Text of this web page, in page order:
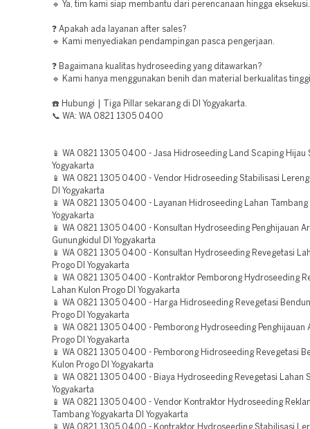
🔹 Ya, tim kami siap membantu dari perencanaan hingga eksekusi.
❓ Apakah ada layanan after sales?
🔹 Kami menyediakan pendampingan pasca pengerjaan.
❓ Bagaimana kualitas hydroseeding yang ditawarkan?
🔹 Kami hanya menggunakan benih dan material berkualitas
☎️ Hubungi | Tiga Pillar sekarang di DI Yogyakarta.
📞 WA: WA 0821 1305 0400
📱 WA 0821 1305 0400 - Jasa Hidroseeding Land Scaping Hijau
Yogyakarta
📱 WA 0821 1305 0400 - Vendor Hidroseeding Stabilisasi Lereng
DI Yogyakarta
📱 WA 0821 1305 0400 - Layanan Hidroseeding Lahan Tambang
Yogyakarta
📱 WA 0821 1305 0400 - Konsultan Hydroseeding Penghijauan
Gunungkidul DI Yogyakarta
📱 WA 0821 1305 0400 - Konsultan Hydroseeding Revegetasi
Progo DI Yogyakarta
📱 WA 0821 1305 0400 - Kontraktor Pemborong Hydroseeding
Lahan Kulon Progo DI Yogyakarta
📱 WA 0821 1305 0400 - Harga Hidroseeding Revegetasi
Progo DI Yogyakarta
📱 WA 0821 1305 0400 - Pemborong Hydroseeding Penghijauan
Progo DI Yogyakarta
📱 WA 0821 1305 0400 - Pemborong Hidroseeding Revegetasi
Kulon Progo DI Yogyakarta
📱 WA 0821 1305 0400 - Biaya Hydroseeding Revegetasi Lahan
Yogyakarta
📱 WA 0821 1305 0400 - Vendor Kontraktor Hydroseeding
Tambang Yogyakarta DI Yogyakarta
📱 WA 0821 1305 0400 - Kontraktor Hydroseeding Stabilisasi